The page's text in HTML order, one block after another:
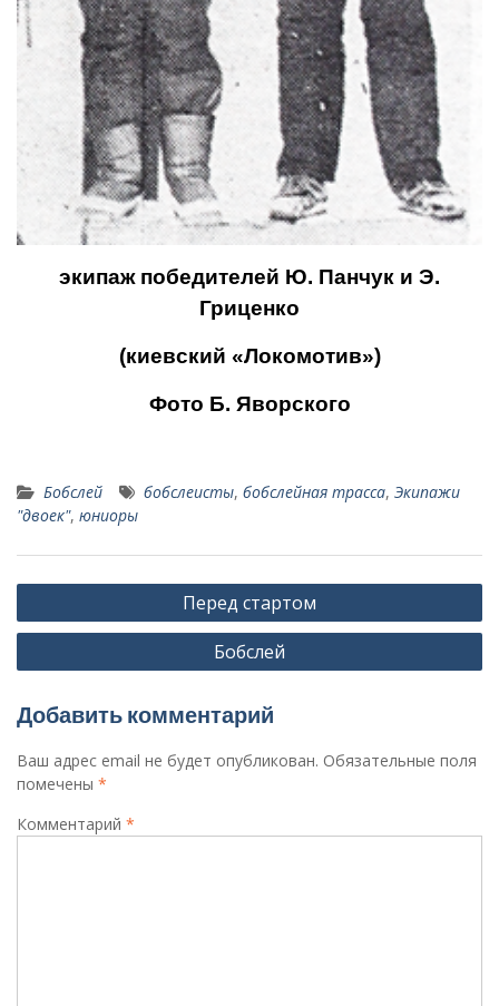
экипаж по­бедителей Ю. Панчук и Э.
Гриценко
(киевский «Локомотив»)
Фото Б. Яворского
Бобслей бобслеисты, бобслейная трасса, Экипажи
"двоек", юниоры
Навигация
по
Перед стартом
Бобслей
Добавить комментарий
Ваш адрес email не будет опубликован. Обязательные поля
помечены *
Комментарий *